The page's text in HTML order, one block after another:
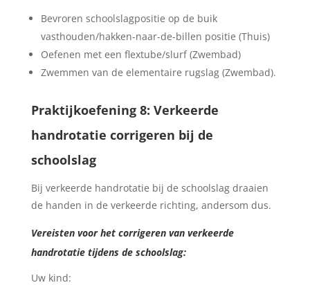
Bevroren schoolslagpositie op de buik
vasthouden/hakken-naar-de-billen positie (Thuis)
Oefenen met een flextube/slurf (Zwembad)
Zwemmen van de elementaire rugslag (Zwembad).
Praktijkoefening 8: Verkeerde
handrotatie corrigeren bij de
schoolslag
Bij verkeerde handrotatie bij de schoolslag draaien
de handen in de verkeerde richting, andersom dus.
Vereisten voor het corrigeren van verkeerde
handrotatie tijdens de schoolslag:
Uw kind: